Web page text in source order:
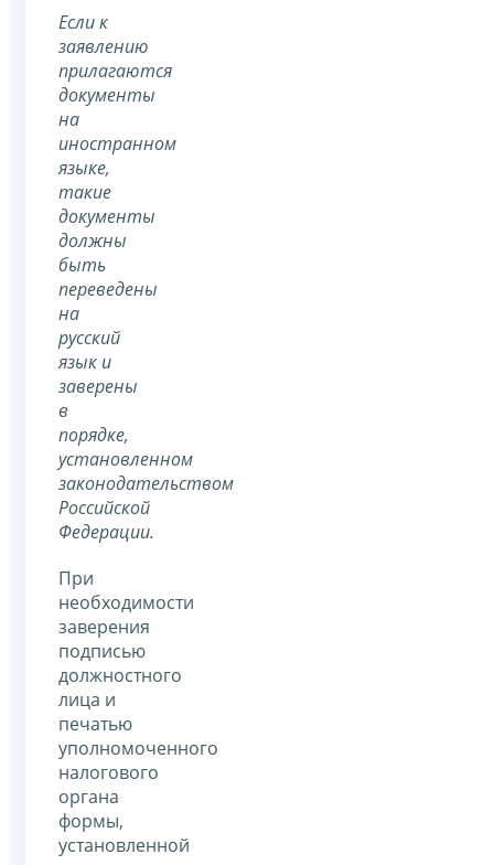
Если к
заявлению
прилагаются
документы
на
иностранном
языке,
такие
документы
должны
быть
переведены
на
русский
язык и
заверены
в
порядке,
установленном
законодательством
Российской
Федерации.
При
необходимости
заверения
подписью
должностного
лица и
печатью
уполномоченного
налогового
органа
формы,
установленной